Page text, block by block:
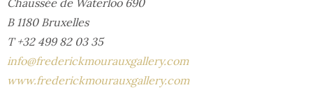
Chaussée de Waterloo 690
B 1180 Bruxelles
T +32 499 82 03 35
info@frederickmourauxgallery.com
www.frederickmourauxgallery.com